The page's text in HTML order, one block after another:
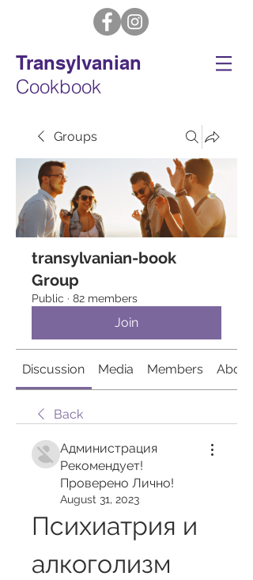
Transylvanian
Cookbook
Groups
transylvanian-book
Group
Public · 82 members
Join
Discussion Media Members About
Back
Администрация
Рекомендует!
Проверено Лично!
August 31, 2023
Психиатрия и
алкоголизм